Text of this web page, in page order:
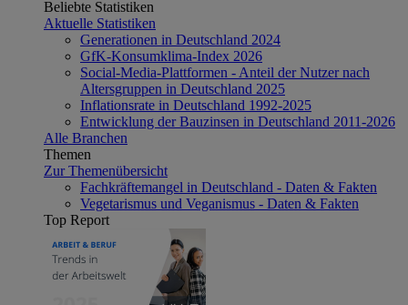
Beliebte Statistiken
Aktuelle Statistiken
Generationen in Deutschland 2024
GfK-Konsumklima-Index 2026
Social-Media-Plattformen - Anteil der Nutzer nach
Altersgruppen in Deutschland 2025
Inflationsrate in Deutschland 1992-2025
Entwicklung der Bauzinsen in Deutschland 2011-2026
Alle Branchen
Themen
Zur Themenübersicht
Fachkräftemangel in Deutschland - Daten & Fakten
Vegetarismus und Veganismus - Daten & Fakten
Top Report